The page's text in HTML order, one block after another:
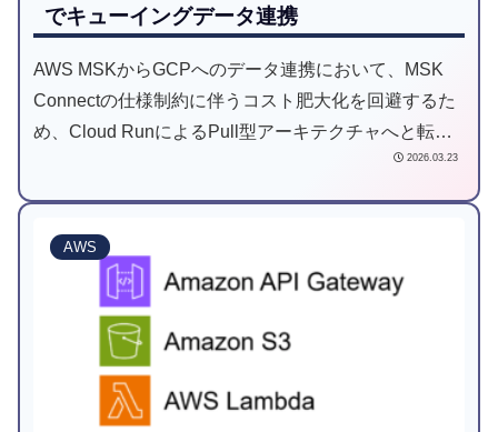
でキューイングデータ連携
AWS MSKからGCPへのデータ連携において、MSK
Connectの仕様制約に伴うコスト肥大化を回避するた
め、Cloud RunによるPull型アーキテクチャへと転換
した事例を紹介します。コスト最適化と疎結合な設計
す。
2026.03.23
AWS